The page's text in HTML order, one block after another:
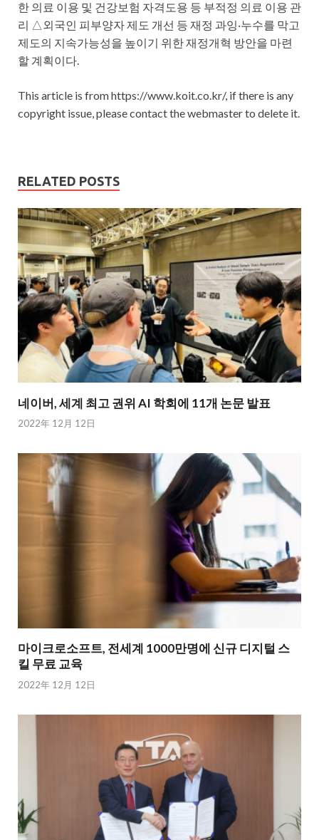
한 의료 이용 및 건강보험 자격도용 등 부적정 의료 이용 관
리 △외국인 피부양자 제도 개선 등 재정 과잉‧누수를 막고
제도의 지속가능성을 높이기 위한 재정개혁 방안을 마련
할 계획이다.
This article is from https://www.koit.co.kr/, if there is any
copyright issue, please contact the webmaster to delete it.
RELATED POSTS
네이버, 세계 최고 권위 AI 학회에 11개 논문 발표
2022年 12月 12日
마이크로소프트, 전세계 1000만명에 신규 디지털 스
킬 무료 교육
2022年 12月 12日